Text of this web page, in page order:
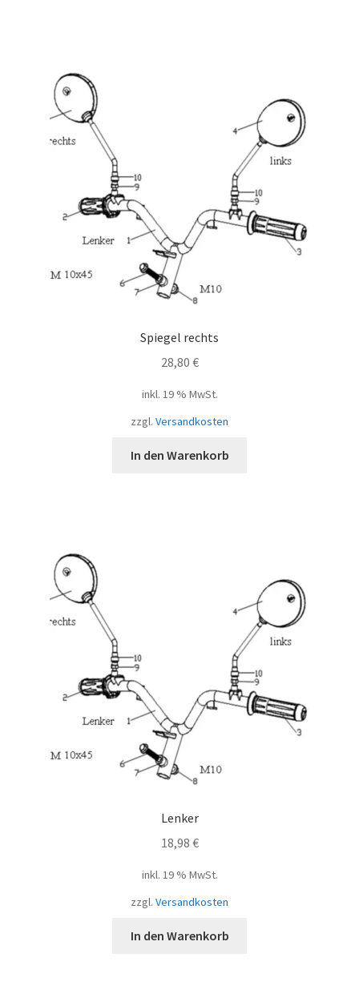
Spiegel rechts
28,80 €
inkl. 19 % MwSt.
zzgl. Versandkosten
In den Warenkorb
Lenker
18,98 €
inkl. 19 % MwSt.
zzgl. Versandkosten
In den Warenkorb